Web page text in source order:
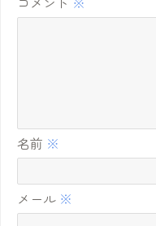
名前 ※
メール ※